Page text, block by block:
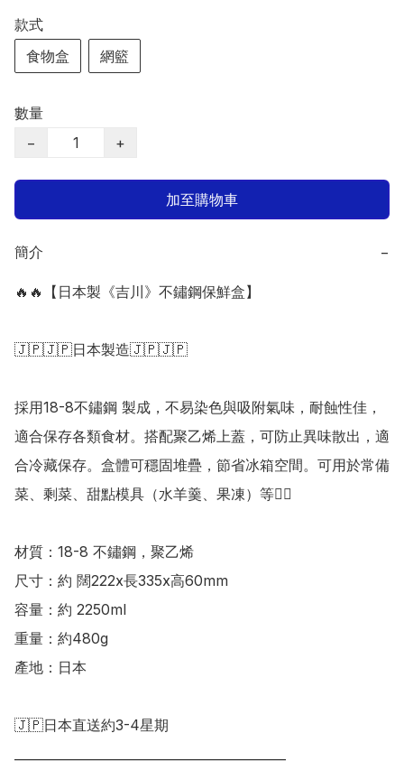
款式
食物盒
網籃
數量
−
+
加至購物車
簡介 −
🔥🔥【日本製《吉川》不鏽鋼保鮮盒】
🇯🇵🇯🇵日本製造🇯🇵🇯🇵
採用18-8不鏽鋼 製成，不易染色與吸附氣味，耐蝕性佳，
適合保存各類食材。搭配聚乙烯上蓋，可防止異味散出，適
合冷藏保存。盒體可穩固堆疊，節省冰箱空間。可用於常備
菜、剩菜、甜點模具（水羊羹、果凍）等👍🏻
材質：18-8 不鏽鋼，聚乙烯
尺寸：約 闊222x長335x高60mm
容量：約 2250ml
重量：約480g
產地：日本
🇯🇵日本直送約3-4星期